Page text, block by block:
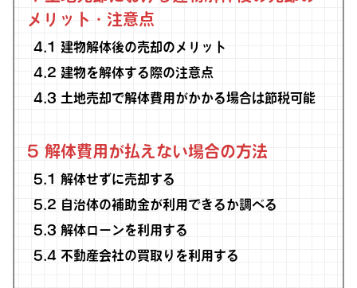
メリット・注意点
4.1
建物解体後の売却のメリット
4.2 建物を解体する際の注意点
4.3 土地売却で解体費用がかかる場合は節税可能
5 解体費用が払えない場合の方法
5.1
解体せずに売却する
5.2 自治体の補助金が利用できるか調べる
5.3 解体ローンを利用する
5.4 不動産会社の買取りを利用する